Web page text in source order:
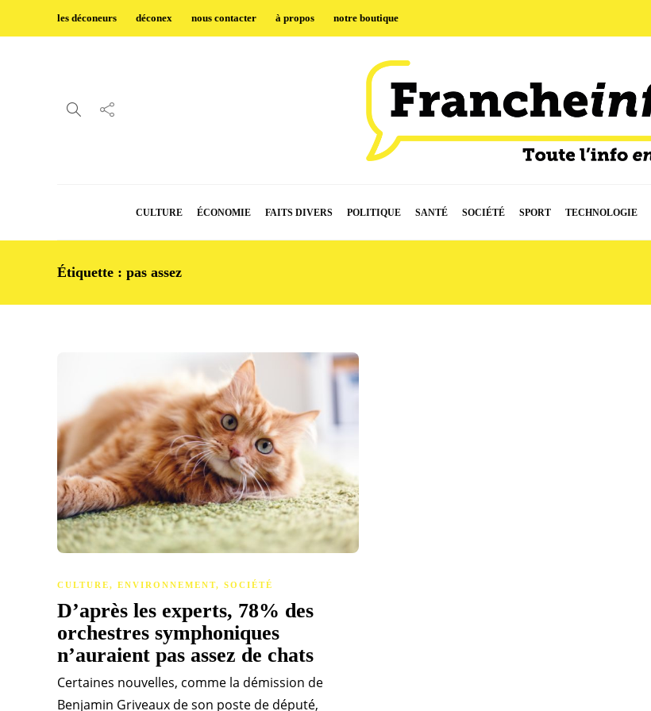
les déconeurs déconex nous contacter à propos notre boutique
CULTURE ÉCONOMIE FAITS DIVERS POLITIQUE SANTÉ SOCIÉTÉ SPORT TECHNOLOGIE
Étiquette : pas assez
CULTURE, ENVIRONNEMENT, SOCIÉTÉ
D’après les experts, 78% des
orchestres symphoniques
n’auraient pas assez de chats
Certaines nouvelles, comme la démission de
Benjamin Griveaux de son poste de député,